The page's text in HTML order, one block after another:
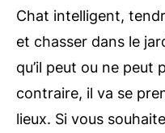
Chat intelligent,
et chasser dans le
qu’il peut ou ne peut
contraire, il va se
lieux. Si vous